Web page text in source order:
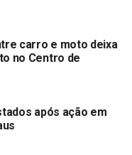
carro e moto deixa
no Centro de
após ação em